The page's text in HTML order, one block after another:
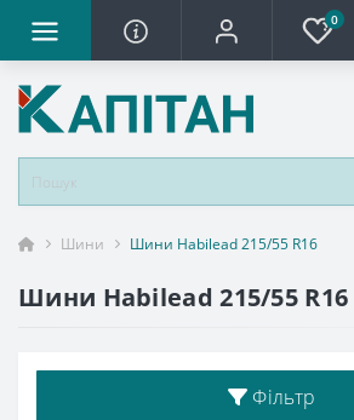
0
Шини Шини Habilead 215/55 R16
Шини Habilead 215/55 R16
Фільтр